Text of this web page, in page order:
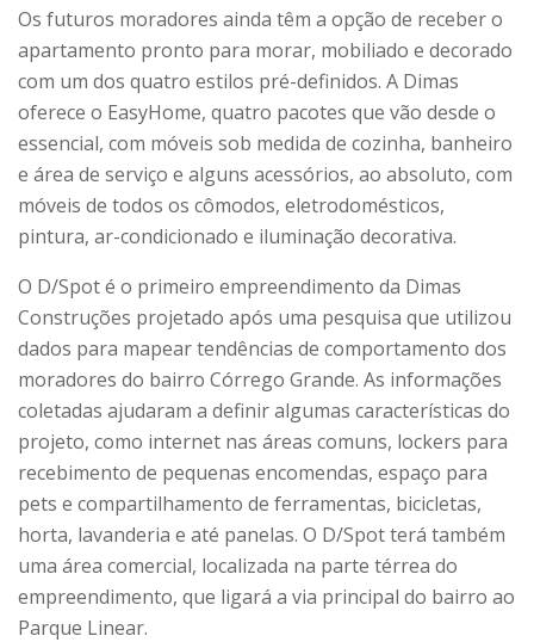
Os futuros moradores ainda têm a opção de receber o
apartamento pronto para morar, mobiliado e decorado
com um dos quatro estilos pré-definidos. A Dimas
oferece o EasyHome, quatro pacotes que vão desde o
essencial, com móveis sob medida de cozinha, banheiro
e área de serviço e alguns acessórios, ao absoluto, com
móveis de todos os cômodos, eletrodomésticos,
pintura, ar-condicionado e iluminação decorativa.
O D/Spot é o primeiro empreendimento da Dimas
Construções projetado após uma pesquisa que utilizou
dados para mapear tendências de comportamento dos
moradores do bairro Córrego Grande. As informações
coletadas ajudaram a definir algumas características do
projeto, como internet nas áreas comuns, lockers para
recebimento de pequenas encomendas, espaço para
pets e compartilhamento de ferramentas, bicicletas,
horta, lavanderia e até panelas. O D/Spot terá também
uma área comercial, localizada na parte térrea do
empreendimento, que ligará a via principal do bairro ao
Parque Linear.